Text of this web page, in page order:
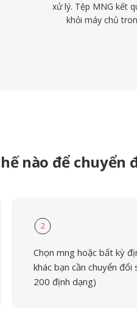
xử lý. Tệp MNG kết
khỏi máy chủ
nào để chuyển
2
Chọn mng hoặc bất kỳ
khác bạn cần chuyển
200 định dạng)